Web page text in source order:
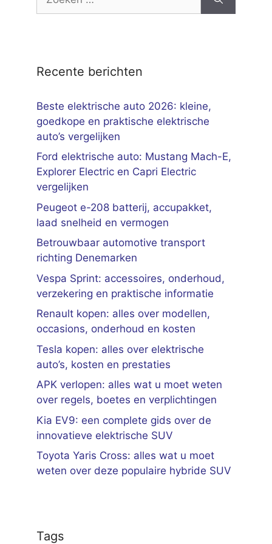
naar:
Recente berichten
Beste elektrische auto 2026: kleine,
goedkope en praktische elektrische
auto’s vergelijken
Ford elektrische auto: Mustang Mach-E,
Explorer Electric en Capri Electric
vergelijken
Peugeot e-208 batterij, accupakket,
laad snelheid en vermogen
Betrouwbaar automotive transport
richting Denemarken
Vespa Sprint: accessoires, onderhoud,
verzekering en praktische informatie
Renault kopen: alles over modellen,
occasions, onderhoud en kosten
Tesla kopen: alles over elektrische
auto’s, kosten en prestaties
APK verlopen: alles wat u moet weten
over regels, boetes en verplichtingen
Kia EV9: een complete gids over de
innovatieve elektrische SUV
Toyota Yaris Cross: alles wat u moet
weten over deze populaire hybride SUV
Tags